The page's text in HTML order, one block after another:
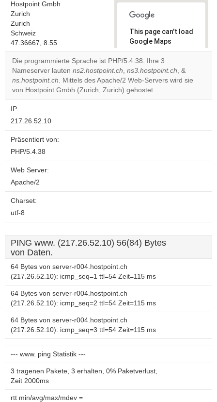
Hostpoint Gmbh
Zurich
Zurich
Schweiz
47.36667, 8.55
This page can't load
Google Maps
correctly.
Do you
own this
website?
OK
Die programmierte Sprache ist PHP/5.4.38. Ihre 3
Nameserver lauten ns2.hostpoint.ch, ns3.hostpoint.ch, &
ns.hostpoint.ch. Mittels des Apache/2 Web-Servers wird sie
von Hostpoint Gmbh (Zurich, Zurich) gehostet.
IP:
217.26.52.10
Präsentiert von:
PHP/5.4.38
Web Server:
Apache/2
Charset:
utf-8
PING www. (217.26.52.10) 56(84) Bytes
von Daten.
64 Bytes von server-r004.hostpoint.ch
(217.26.52.10): icmp_seq=1 ttl=54 Zeit=115 ms
64 Bytes von server-r004.hostpoint.ch
(217.26.52.10): icmp_seq=2 ttl=54 Zeit=115 ms
64 Bytes von server-r004.hostpoint.ch
(217.26.52.10): icmp_seq=3 ttl=54 Zeit=115 ms
--- www. ping Statistik ---
3 tragenen Pakete, 3 erhalten, 0% Paketverlust,
Zeit 2000ms
rtt min/avg/max/mdev =